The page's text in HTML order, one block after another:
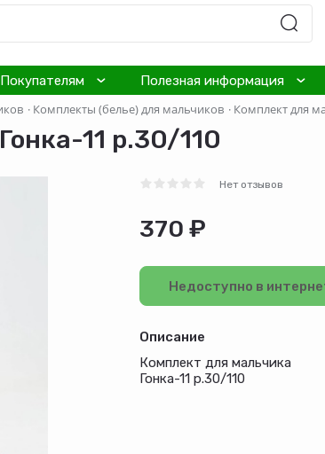
Покупателям Полезная информация
· Комплекты (белье) для мальчиков · Комплект для
11 р.30/110
Нет отзывов
370 ₽
Недоступно в
Описание
Комплект для мальчика
Гонка-11 р.30/110